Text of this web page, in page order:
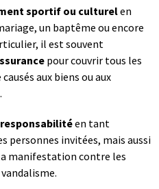
sportif ou culturelen
un baptême ou encore
il est souvent
pour couvrir tous les
aux biens ou aux
en tant
personnes invitées, mais aussi
manifestation contre les
vandalisme.